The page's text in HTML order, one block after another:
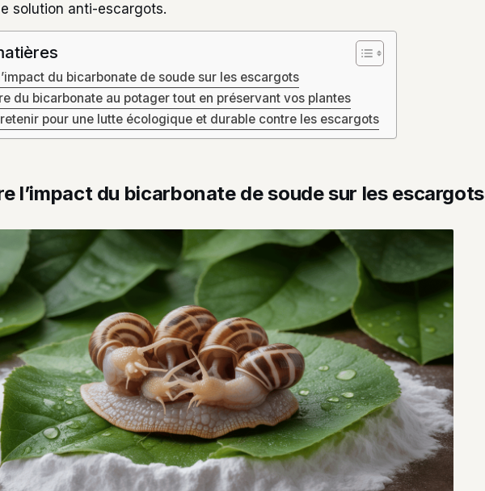
solution anti-escargots.
du bicarbonate de soude sur les escargots
du bicarbonate au potager tout en préservant vos plantes
pour une lutte écologique et durable contre les escargots
l’impact du bicarbonate de soude sur les escargots